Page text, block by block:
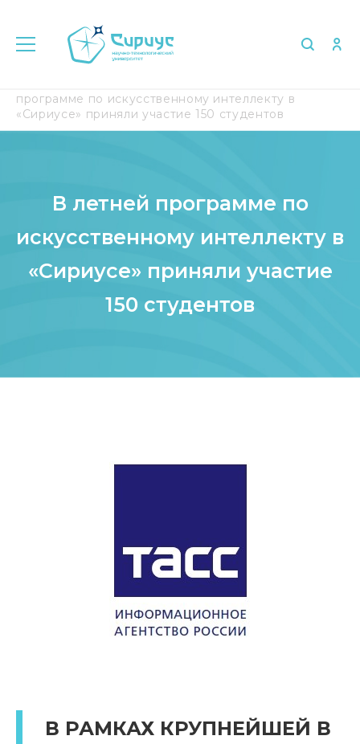
программе по искусственному интеллекту в
«Сириусе» приняли участие 150 студентов
В летней программе по
искусственному интеллекту в
«Сириусе» приняли участие
150 студентов
В РАМКАХ КРУПНЕЙШЕЙ В